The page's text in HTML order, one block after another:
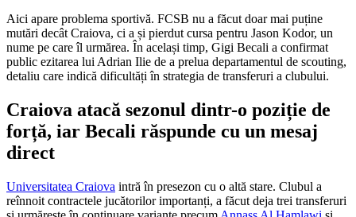
Aici apare problema sportivă. FCSB nu a făcut doar mai puține
mutări decât Craiova, ci a și pierdut cursa pentru Jason Kodor, un
nume pe care îl urmărea. În același timp, Gigi Becali a confirmat
public ezitarea lui Adrian Ilie de a prelua departamentul de scouting,
detaliu care indică dificultăți în strategia de transferuri a clubului.
Craiova atacă sezonul dintr-o poziție de
forță, iar Becali răspunde cu un mesaj
direct
Universitatea Craiova intră în presezon cu o altă stare. Clubul a
reînnoit contractele jucătorilor importanți, a făcut deja trei transferuri